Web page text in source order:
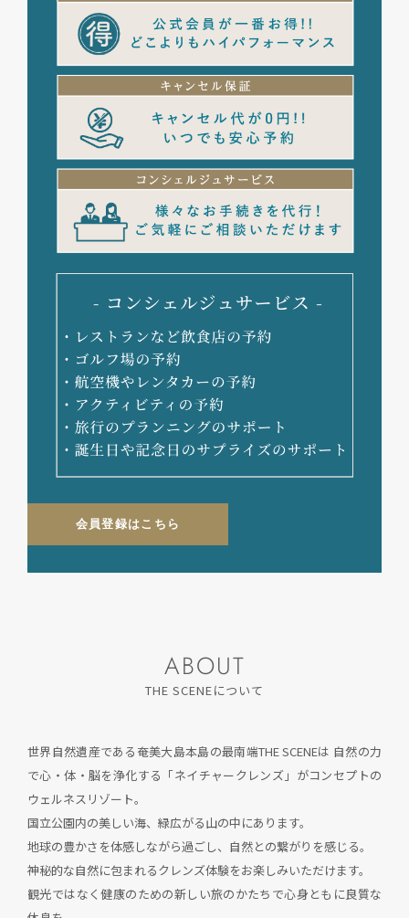
会員登録はこちら
ABOUT
THE SCENEについて
世界自然遺産である奄美大島本島の最南端THE SCENEは 自然の力
で心・体・脳を浄化する「ネイチャークレンズ」がコンセプトの
ウェルネスリゾート。
国立公園内の美しい海、緑広がる山の中にあります。
地球の豊かさを体感しながら過ごし、自然との繋がりを感じる。
神秘的な自然に包まれるクレンズ体験をお楽しみいただけます。
観光ではなく健康のための新しい旅のかたちで心身ともに良質な